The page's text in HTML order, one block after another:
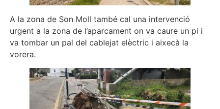
A la zona de Son Moll també cal una intervenció
urgent a la zona de l’aparcament on va caure un pi i
va tombar un pal del cablejat elèctric i aixecà la
vorera.